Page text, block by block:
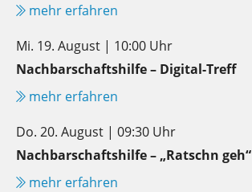
mehr erfahren
Mi. 19. August | 10:00 Uhr
Nachbarschaftshilfe – Digital-Treff
mehr erfahren
Do. 20. August | 09:30 Uhr
Nachbarschaftshilfe – „Ratschn geh“
mehr erfahren